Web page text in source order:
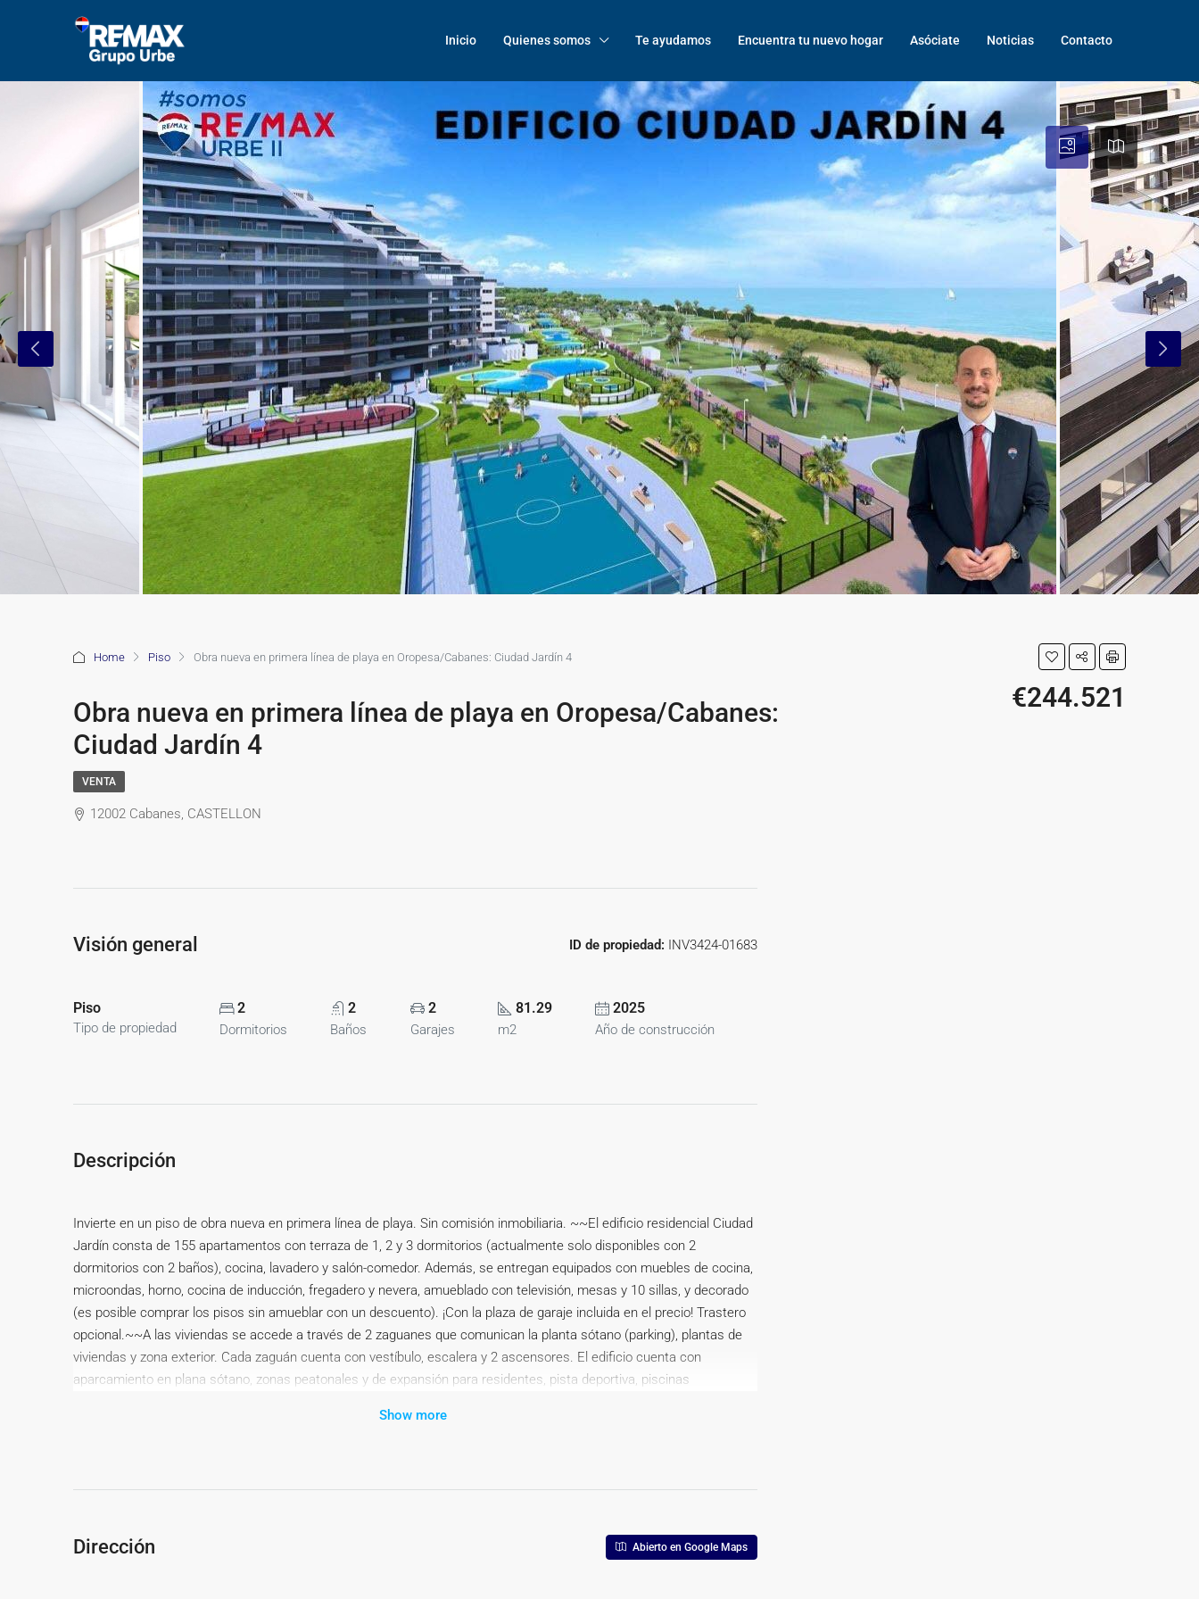
Inicio Quienes somos Te ayudamos Encuentra tu nuevo hogar Asóciate Noticias Contacto
Home Piso Obra nueva en primera línea de playa en Oropesa/Cabanes: Ciudad Jardín 4
Obra nueva en primera línea de playa en Oropesa/Cabanes:
Ciudad Jardín 4
€244.521
VENTA
12002 Cabanes, CASTELLON
Visión general ID de propiedad: INV3424-01683
Piso
Tipo de propiedad
2
Dormitorios
2
Baños
2
Garajes
81.29
m2
2025
Año de construcción
Descripción
Invierte en un piso de obra nueva en primera línea de playa. Sin comisión inmobiliaria. ~~El edificio residencial Ciudad
Jardín consta de 155 apartamentos con terraza de 1, 2 y 3 dormitorios (actualmente solo disponibles con 2
dormitorios con 2 baños), cocina, lavadero y salón-comedor. Además, se entregan equipados con muebles de cocina,
microondas, horno, cocina de inducción, fregadero y nevera, amueblado con televisión, mesas y 10 sillas, y decorado
(es posible comprar los pisos sin amueblar con un descuento). ¡Con la plaza de garaje incluida en el precio! Trastero
opcional.~~A las viviendas se accede a través de 2 zaguanes que comunican la planta sótano (parking), plantas de
viviendas y zona exterior. Cada zaguán cuenta con vestíbulo, escalera y 2 ascensores. El edificio cuenta con
aparcamiento en plana sótano, zonas peatonales y de expansión para residentes, pista deportiva, piscinas
baja.~~Este apartamento en particular, situado en una tercera planta (tipología B1.B), te ofrece 81,29 m² de puro
km) y acceso rápido a la A-7 y N-340. Las obras ya han comenzado (febrero de 2025) y la fecha de finalización está
sobre las viviendas disponibles, para concertar una cita y visitar el piso piloto. Asegura tu hogar de ensueño en la
costa mediterránea.~~La descripción del presente inmueble e imágenes tienen mero carácter informativo y en
Show more
Dirección Abierto en Google Maps